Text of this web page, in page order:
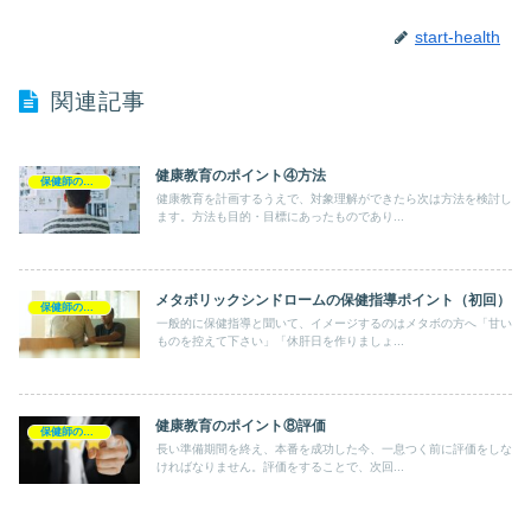
start-health
関連記事
健康教育のポイント④方法
健康教育を計画するうえで、対象理解ができたら次は方法を検討し
ます。方法も目的・目標にあったものであり...
メタボリックシンドロームの保健指導ポイント（初回）
一般的に保健指導と聞いて、イメージするのはメタボの方へ「甘い
ものを控えて下さい」「休肝日を作りましょ...
保健師の日常 健康教育のポイント⑧評価
長い準備期間を終え、本番を成功した今、一息つく前に評価をしな
ければなりません。評価をすることで、次回...